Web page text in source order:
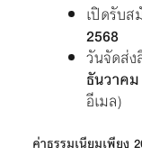
เปิดรับส
2568
วันจัดส่ง
ธันวาค
อีเมล)
ค่าธรรมเนียมเพียง